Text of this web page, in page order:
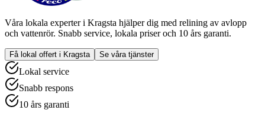
Våra lokala experter i Kragsta hjälper dig med relining av avlopp
och vattenrör. Snabb service, lokala priser och 10 års garanti.
Få lokal offert i Kragsta Se våra tjänster
Lokal service
Snabb respons
10 års garanti